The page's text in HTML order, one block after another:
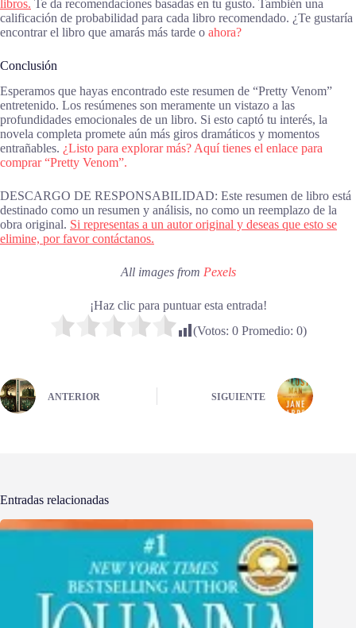
libros. Te da recomendaciones basadas en tu gusto. También una
calificación de probabilidad para cada libro recomendado. ¿Te gustaría
encontrar el libro que amarás más tarde o ahora?
Conclusión
Esperamos que hayas encontrado este resumen de “Pretty Venom”
entretenido. Los resúmenes son meramente un vistazo a las
profundidades emocionales de un libro. Si esto captó tu interés, la
novela completa promete aún más giros dramáticos y momentos
entrañables. ¿Listo para explorar más? Aquí tienes el enlace para
comprar “Pretty Venom”.
DESCARGO DE RESPONSABILIDAD: Este resumen de libro está
destinado como un resumen y análisis, no como un reemplazo de la
obra original. Si representas a un autor original y deseas que esto se
elimine, por favor contáctanos.
All images from Pexels
¡Haz clic para puntuar esta entrada!
(Votos: 0Promedio: 0)
ANTERIOR SIGUIENTE
Entradas relacionadas